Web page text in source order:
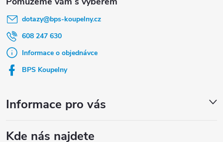
dotazy@bps-koupelny.cz
608 247 630
Informace o objednávce
BPS Koupelny
Informace pro vás
Kde nás najdete